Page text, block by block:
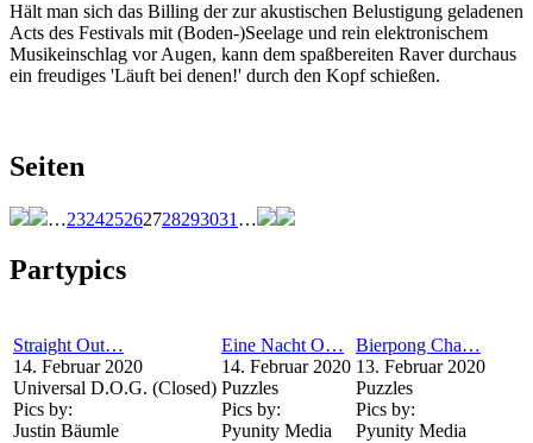
Hält man sich das Billing der zur akustischen Belustigung geladenen
Acts des Festivals mit (Boden-)Seelage und rein elektronischem
Musikeinschlag vor Augen, kann dem spaßbereiten Raver durchaus
ein freudiges 'Läuft bei denen!' durch den Kopf schießen.
Seiten
…232425262728293031 …
Partypics
Straight Out…
14. Februar 2020
Universal D.O.G. (Closed)
Pics by:
Justin Bäumle
Eine Nacht O…
14. Februar 2020
Puzzles
Pics by:
Pyunity Media
Bierpong Cha…
13. Februar 2020
Puzzles
Pics by:
Pyunity Media